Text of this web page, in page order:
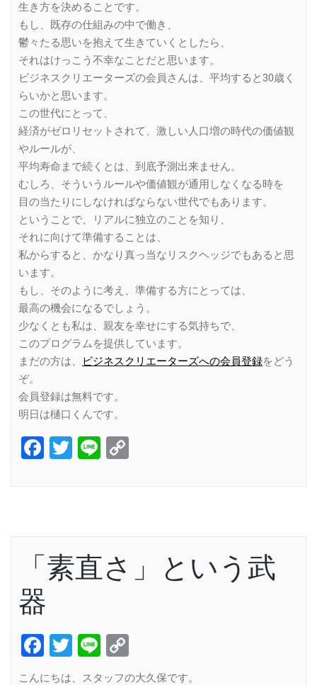
生き方を決めることです。
もし、既存の仕組みの中で働き、
鬱々たる思いを抱えて生きていくとしたら、
それはけっこう不幸なことだと思います。
ビジネスクリエーターズの会員さんは、平均すると30歳く
らいかと思います。
この世代にとって、
経済がゼロリセットされて、激しい人口増の時代の価値観
やルールが、
平均寿命まで続くとは、到底予測出来ません。
むしろ、そういうルールや価値観が通用しなくなる時を
目の当たりにしなければならない世代でもあります。
ということで、リアルに独立のことを知り、
それに向けて準備することは、
私からすると、かなり真っ当なリスクヘッジでもあると思
います。
もし、そのように考え、準備する方にとっては、
最高の機会になるでしょう。
少なくとも私は、親友を幸せにする気持ちで、
このプログラムを提供しています。
まだの方は、
ビジネスクリエーターズへの会員登録をどう
ぞ。
会員登録は無料です。
明日は樋口くんです。
Facebook
Twitter
Line
「素直さ」という武
器
Facebook
Twitter
Line
Link
こんにちは、スタッフの大久保です。